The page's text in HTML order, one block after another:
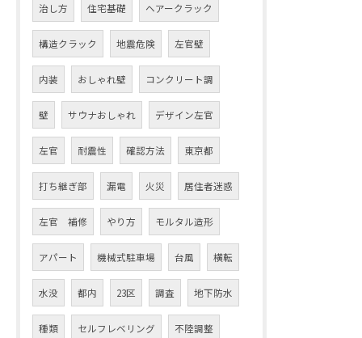
治し方 住宅基礎 ヘアークラック
構造クラック 地震危険 左官壁
内装 おしゃれ壁 コンクリート調
壁 サウナおしゃれ デザイン左官
左官 耐震性 確認方法 東京都
打ち継ぎ部 漏電 火災 居住者迷惑
左官 補修 やり方 モルタル造形
アパート 機械式駐車場 台風 横転
水没 都内 23区 調査 地下防水
種類 セルフレベリング 不陸調整